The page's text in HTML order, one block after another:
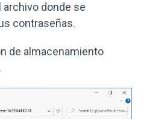
archivo donde se
contraseñas.
de almacenamiento